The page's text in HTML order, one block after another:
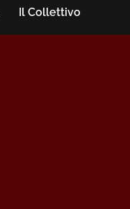
Il Collettivo